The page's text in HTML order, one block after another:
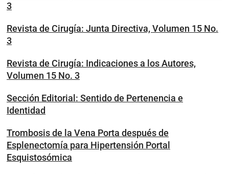
3
Revista de Cirugía: Junta Directiva, Volumen 15 No.
3
Revista de Cirugía: Indicaciones a los Autores,
Volumen 15 No. 3
Sección Editorial: Sentido de Pertenencia e
Identidad
Trombosis de la Vena Porta después de
Esplenectomía para Hipertensión Portal
Esquistosómica